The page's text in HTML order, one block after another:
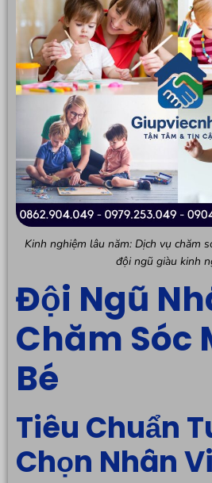
Kinh nghiệm lâu năm: Dịch vụ chăm
đội ngũ giàu kinh
Đội Ngũ
Chăm Sóc
Bé
Tiêu Chuẩn
Chọn Nhân